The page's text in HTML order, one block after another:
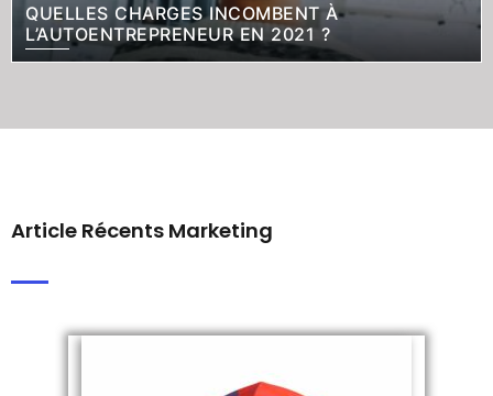
QUELLES CHARGES INCOMBENT À
L’AUTOENTREPRENEUR EN 2021 ?
Article Récents Marketing